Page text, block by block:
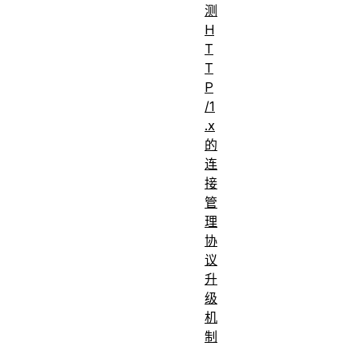
测
H
T
T
P
/1
.x
的
连
接
管
理
协
议
升
级
机
制